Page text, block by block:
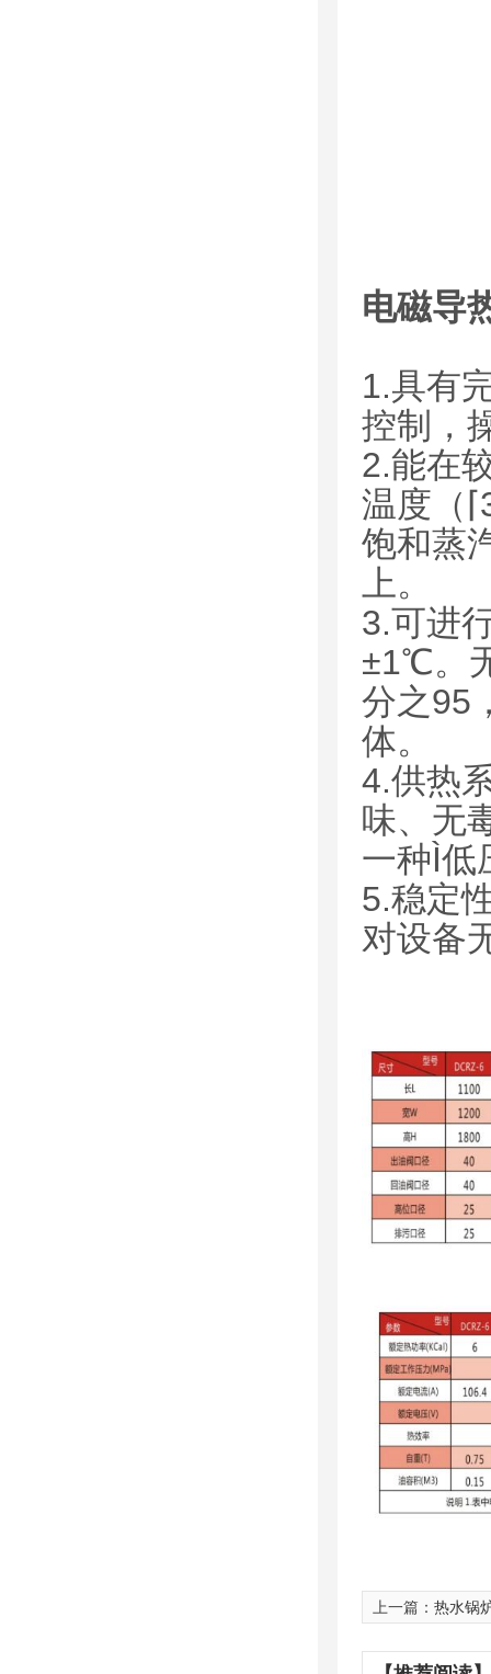
电磁导
1.具有
控制，
2.能在
温度（
饱和蒸
上。
3.可进
±1℃。
分之95
体。
4.供热
味、无
一种Ì低
5.稳定
对设备
上一篇： 热水锅